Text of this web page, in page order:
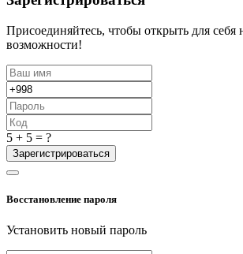
Присоединяйтесь, чтобы открыть для себя
возможности!
5 + 5 = ?
Зарегистрироваться
Восстановление пароля
Установить новый пароль